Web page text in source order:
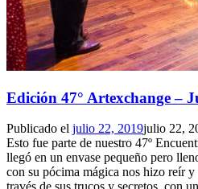
Edición 47° Artexchange –
Publicado el julio 22, 2019julio 22,
Esto fue parte de nuestro 47º
llegó en un envase pequeño pero
con su pócima mágica nos hizo reír